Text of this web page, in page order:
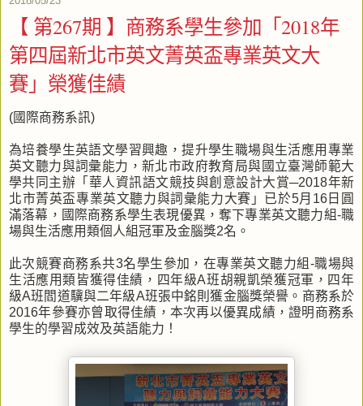
【 第267期 】商務系學生參加「2018年
第四屆新北市英文菁英盃專業英文大
賽」榮獲佳績
(國際商務系訊)
為培養學生英語文學習興趣，提升學生職場與生活應用專業
英文聽力與詞彙能力，新北市政府教育局與國立臺灣師範大
學共同主辦「華人資訊語文競技與創意設計大賞─2018年新
北市菁英盃專業英文聽力與詞彙能力大賽」已於5月16日圓
滿落幕，國際商務系學生表現優異，奪下專業英文聽力組-職
場與生活應用類個人組冠軍及金腦獎2名。
此次競賽商務系共3名學生參加，在專業英文聽力組-職場與
生活應用類皆獲得佳績，四年級A班胡親凱榮獲冠軍，四年
級A班閻道驥與二年級A班張中銘則獲金腦獎榮譽。商務系於
2016年參賽亦曾取得佳績，本次再以優異成績，證明商務系
學生的學習成效及英語能力！